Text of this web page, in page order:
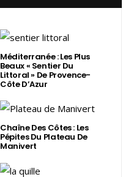
Méditerranée : Les Plus
Beaux « Sentier Du
Littoral » De Provence-
Côte D’Azur
Chaîne Des Côtes : Les
Pépites Du Plateau De
Manivert